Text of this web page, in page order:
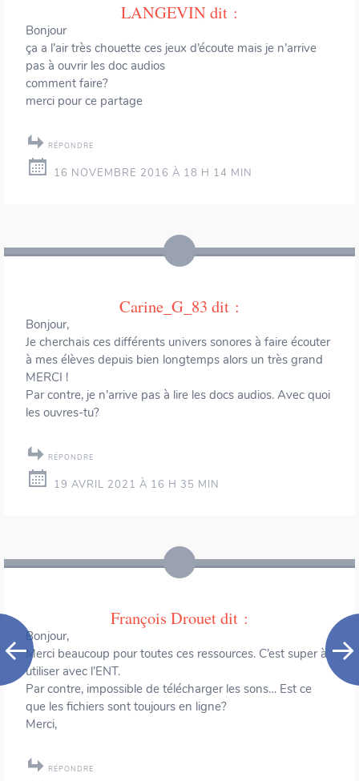
LANGEVINdit :
Bonjour
ça a l’air très chouette ces jeux d’écoute mais je n’arrive
pas à ouvrir les doc audios
comment faire?
merci pour ce partage
RÉPONDRE
16 NOVEMBRE 2016 À 18 H 14 MIN
Carine_G_83 dit :
Bonjour,
Je cherchais ces différents univers sonores à faire écouter
à mes élèves depuis bien longtemps alors un très grand
MERCI !
Par contre, je n’arrive pas à lire les docs audios. Avec quoi
les ouvres-tu?
RÉPONDRE
19 AVRIL 2021 À 16 H 35 MIN
François Drouetdit :
Bonjour,
Merci beaucoup pour toutes ces ressources. C’est super à
utiliser avec l’ENT.
Par contre, impossible de télécharger les sons… Est ce
que les fichiers sont toujours en ligne?
Merci,
RÉPONDRE